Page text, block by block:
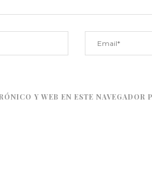
Y WEB EN ESTE NAVEGADOR